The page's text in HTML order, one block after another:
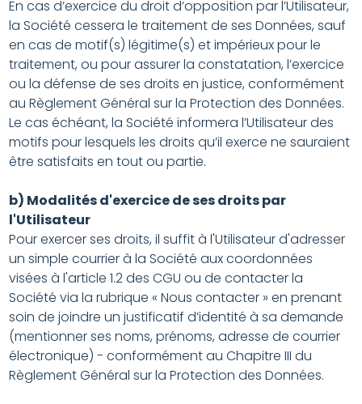
En cas d’exercice du droit d’opposition par l’Utilisateur,
la Société cessera le traitement de ses Données, sauf
en cas de motif(s) légitime(s) et impérieux pour le
traitement, ou pour assurer la constatation, l’exercice
ou la défense de ses droits en justice, conformément
au Règlement Général sur la Protection des Données.
Le cas échéant, la Société informera l’Utilisateur des
motifs pour lesquels les droits qu’il exerce ne sauraient
être satisfaits en tout ou partie.
b) Modalités d'exercice de ses droits par
l'Utilisateur
Pour exercer ses droits, il suffit à l'Utilisateur d'adresser
un simple courrier à la Société aux coordonnées
visées à l'article 1.2 des CGU ou de contacter la
Société via la rubrique « Nous contacter » en prenant
soin de joindre un justificatif d’identité à sa demande
(mentionner ses noms, prénoms, adresse de courrier
électronique) - conformément au Chapitre III du
Règlement Général sur la Protection des Données.